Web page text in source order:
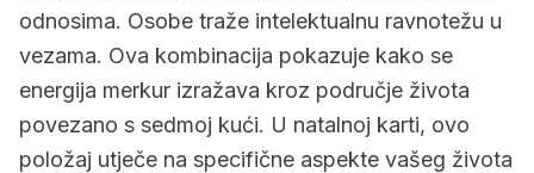
odnosima. Osobe traže intelektualnu ravnotežu u
vezama. Ova kombinacija pokazuje kako se
energija merkur izražava kroz područje života
povezano s sedmoj kući. U natalnoj karti, ovo
položaj utječe na specifične aspekte vašeg života